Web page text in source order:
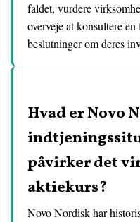
faldet, vurdere
overveje at konsultere
beslutninger om deres
Hvad er Novo
påvirker det
aktiekurs?
Novo Nordisk har